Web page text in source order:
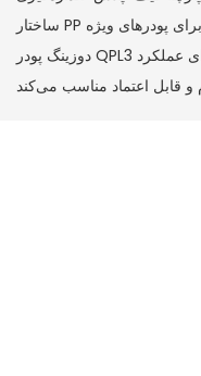
ساختار PP اختیاری برای پودرهای ویژه) جمع و جور و جذاب، دستگاه
دوزینگ پودر QPL3 را مقاوم، نصب و نگهداری آسان و برای عملکرد